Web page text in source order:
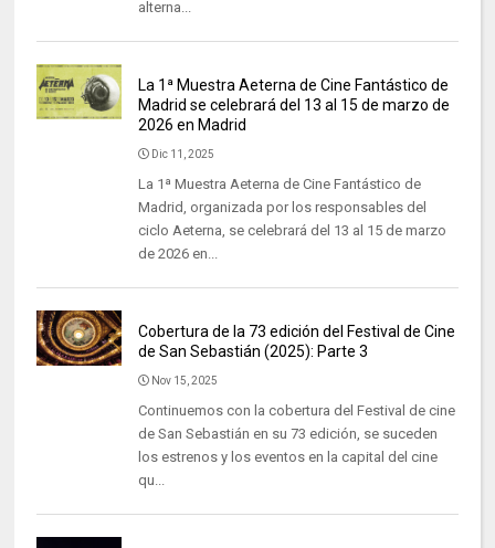
alterna...
La 1ª Muestra Aeterna de Cine Fantástico de
Madrid se celebrará del 13 al 15 de marzo de
2026 en Madrid
Dic 11, 2025
La 1ª Muestra Aeterna de Cine Fantástico de
Madrid, organizada por los responsables del
ciclo Aeterna, se celebrará del 13 al 15 de marzo
de 2026 en...
Cobertura de la 73 edición del Festival de Cine
de San Sebastián (2025): Parte 3
Nov 15, 2025
Continuemos con la cobertura del Festival de cine
de San Sebastián en su 73 edición, se suceden
los estrenos y los eventos en la capital del cine
qu...